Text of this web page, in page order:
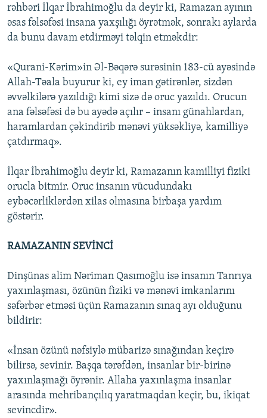
rəhbəri İlqar İbrahimoğlu da deyir ki, Ramazan ayının
əsas fəlsəfəsi insana yaxşılığı öyrətmək, sonrakı aylarda
da bunu davam etdirməyi təlqin etməkdir:
«Qurani-Kərim»in Əl-Bəqərə surəsinin 183-cü ayəsində
Allah-Təala buyurur ki, ey iman gətirənlər, sizdən
əvvəlkilərə yazıldığı kimi sizə də oruc yazıldı. Orucun
ana fəlsəfəsi də bu ayədə açılır – insanı günahlardan,
haramlardan çəkindirib mənəvi yüksəkliyə, kamilliyə
çatdırmaq».
İlqar İbrahimoğlu deyir ki, Ramazanın kamilliyi fiziki
orucla bitmir. Oruc insanın vücudundakı
eybəcərliklərdən xilas olmasına birbaşa yardım
göstərir.
RAMAZANIN SEVİNCİ
Dinşünas alim Nəriman Qasımoğlu isə insanın Tanrıya
yaxınlaşması, özünün fiziki və mənəvi imkanlarını
səfərbər etməsi üçün Ramazanın sınaq ayı olduğunu
bildirir:
«İnsan özünü nəfsiylə mübarizə sınağından keçirə
bilirsə, sevinir. Başqa tərəfdən, insanlar bir-birinə
yaxınlaşmağı öyrənir. Allaha yaxınlaşma insanlar
arasında mehribançılıq yaratmaqdan keçir, bu, ikiqat
sevincdir».